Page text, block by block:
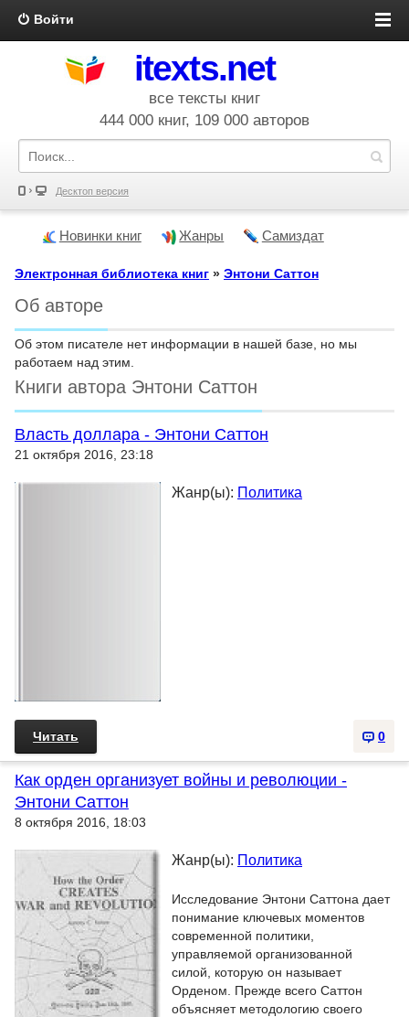
Войти
itexts.net
все тексты книг
444 000 книг, 109 000 авторов
Десктоп версия
Новинки книг Жанры Самиздат
Электронная библиотека книг » Энтони Саттон
Об авторе
Об этом писателе нет информации в нашей базе, но мы
работаем над этим.
Книги автора Энтони Саттон
Власть доллара - Энтони Саттон
21 октября 2016, 23:18
Жанр(ы): Политика
0
Читать
Как орден организует войны и революции -
Энтони Саттон
8 октября 2016, 18:03
Жанр(ы): Политика
Исследование Энтони Саттона дает
понимание ключевых моментов
современной политики,
управляемой организованной
силой, которую он называет
Орденом. Прежде всего Саттон
объясняет методологию своего